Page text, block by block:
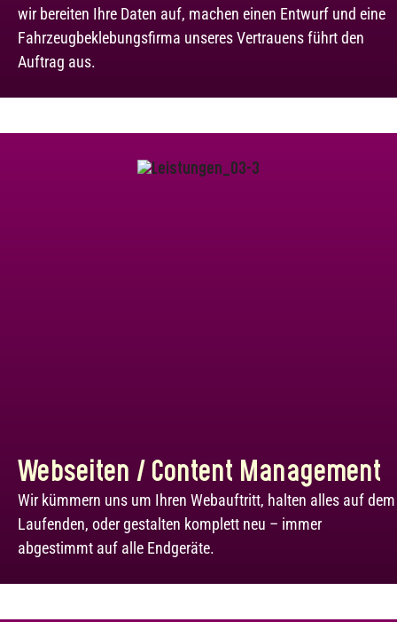
wir bereiten Ihre Daten auf, machen einen Entwurf und eine
Fahrzeugbeklebungsfirma unseres Vertrauens führt den
Auftrag aus.
Webseiten / Content Management
Wir kümmern uns um Ihren Webauftritt, halten alles auf dem
Laufenden, oder gestalten komplett neu – immer
abgestimmt auf alle Endgeräte.